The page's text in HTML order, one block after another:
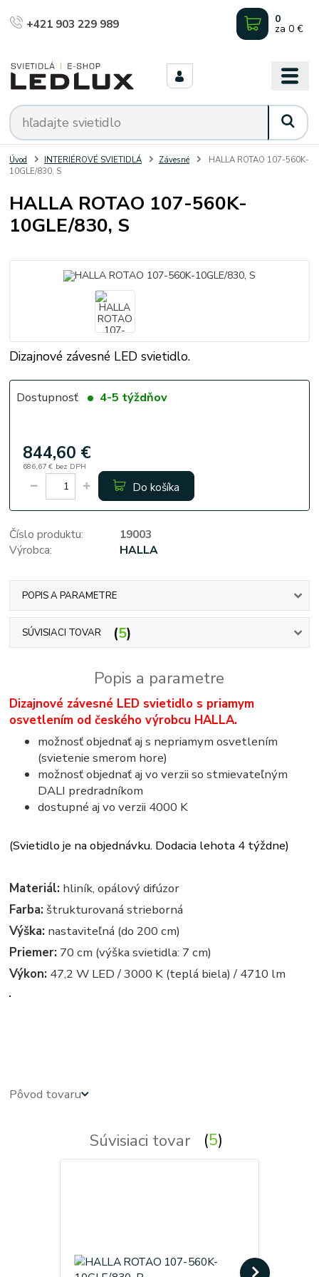
+421 903 229 989 0
za 0 €
Úvod INTERIÉROVÉ SVIETIDLÁ Závesné
HALLA ROTAO 107-560K-
10GLE/830, S
HALLA ROTAO 107-560K-
10GLE/830, S
Dizajnové závesné LED svietidlo.
Dostupnosť 4-5 týždňov
844,60 €
686,67 € bez DPH
Do košíka
Číslo produktu:
19003
Výrobca:
HALLA
POPIS A PARAMETRE
SÚVISIACI TOVAR 5
Popis a parametre
Dizajnové závesné LED svietidlo s priamym
osvetlením od českého výrobcu HALLA.
možnosť objednať aj s nepriamym osvetlením
(svietenie smerom hore)
možnosť objednať aj vo verzii so stmievateľným
DALI predradníkom
dostupné aj vo verzii 4000 K
(Svietidlo je na objednávku. Dodacia lehota 4 týždne)
Materiál: hliník, opálový difúzor
Farba: štrukturovaná strieborná
Výška: nastaviteľná (do 200 cm)
Priemer: 70 cm (výška svietidla: 7 cm)
Výkon: 47,2 W LED / 3000 K (teplá biela) / 4710 lm
Pôvod tovaru
Súvisiaci tovar 5